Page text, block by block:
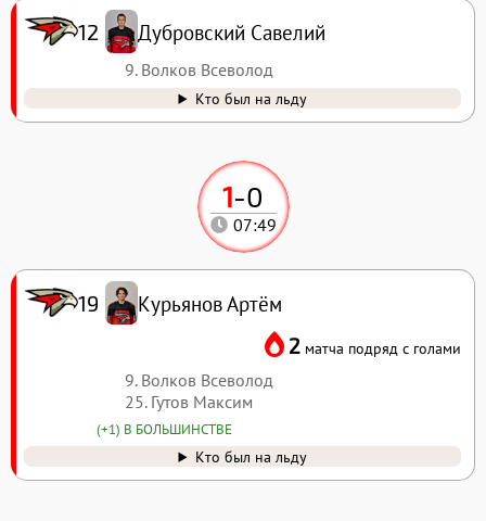
1-0
07:49
19 Курьянов Артём
2 матча подряд с голами
9. Волков Всеволод
25. Гутов Максим
(+1) В БОЛЬШИНСТВЕ
Кто был на льду
12 Дубровский Савелий
9. Волков Всеволод
Кто был на льду